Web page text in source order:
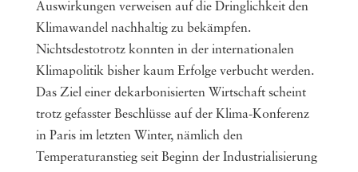
Auswirkungen verweisen auf die Dringlichkeit den
Klimawandel nachhaltig zu bekämpfen.
Nichtsdestotrotz konnten in der internationalen
Klimapolitik bisher kaum Erfolge verbucht werden.
Das Ziel einer dekarbonisierten Wirtschaft scheint
trotz gefasster Beschlüsse auf der Klima-Konferenz
in Paris im letzten Winter, nämlich den
Temperaturanstieg seit Beginn der Industrialisierung